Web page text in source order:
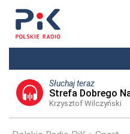
Słuchaj teraz
Strefa Dobrego
Krzysztof Wilczyński